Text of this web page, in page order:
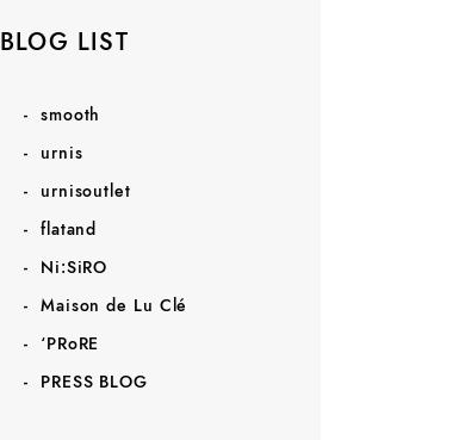
BLOG LIST
smooth
urnis
urnisoutlet
flatand
Ni:SiRO
Maison de Lu Clé
‘PRoRE
PRESS BLOG